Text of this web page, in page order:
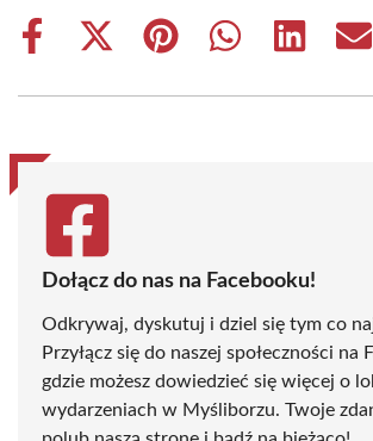
Share
Share
(Twitter)
Share
Share
Share
Dołącz do nas na Facebooku!
Odkrywaj, dyskutuj i dziel się tym co
Przyłącz się do naszej społeczności na
gdzie możesz dowiedzieć się więcej o
wydarzeniach w Myśliborzu. Twoje